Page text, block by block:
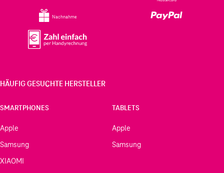
Nachnahme
HÄUFIG GESUCHTE HERSTELLER
SMARTPHONES
Apple
Samsung
XIAOMI
TABLETS
Apple
Samsung